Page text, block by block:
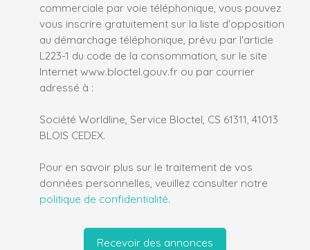
commerciale par voie téléphonique, vous pouvez
vous inscrire gratuitement sur la liste d'opposition
au démarchage téléphonique, prévu par l'article
L223-1 du code de la consommation, sur le site
Internet www.bloctel.gouv.fr ou par courrier
adressé à :
Société Worldline, Service Bloctel, CS 61311, 41013
BLOIS CEDEX.
Pour en savoir plus sur le traitement de vos
données personnelles, veuillez consulter notre
politique de confidentialité.
Recevoir des annonces